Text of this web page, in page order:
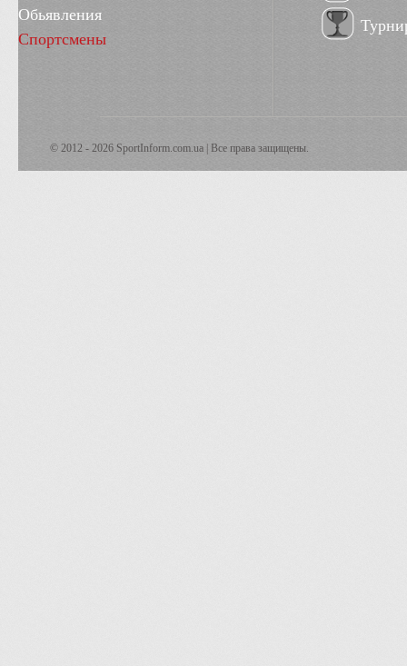
Обьявления
Спортсмены
© 2012 - 2026 SportInform.com.ua | Все права защищены.